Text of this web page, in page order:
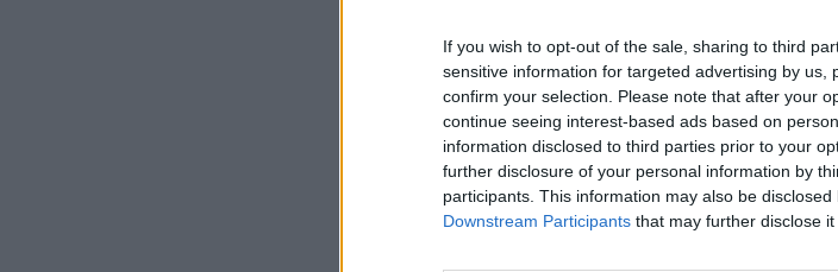
If you wish to opt-out of the sale, sharing to third
sensitive information for targeted advertising by us,
confirm your selection. Please note that after your
continue seeing interest-based ads based on
information disclosed to third parties prior to your
further disclosure of your personal information by
participants. This information may also be
Downstream Participants that may further disclose